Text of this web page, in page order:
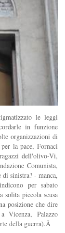
le leggi
in funzione
organizzazioni di
la pace, Fornaci
dell'olivo-Vi,
Comunista,
sinistra? - manca,
per sabato
solita piccola scusa
posizione che dire
Vicenza, Palazzo
della guerra).Â